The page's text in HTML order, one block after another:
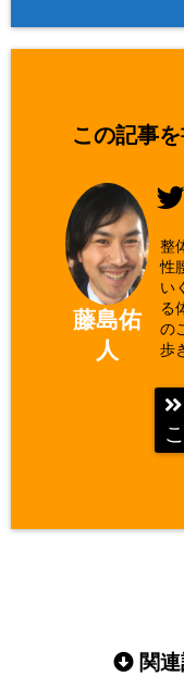
この記事
藤島佑
人
整
性
い
る
の
歩
関連